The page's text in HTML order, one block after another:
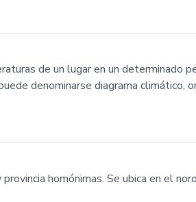
de un lugar en un determinado
denominarse diagrama climático,
homónimas. Se ubica en el